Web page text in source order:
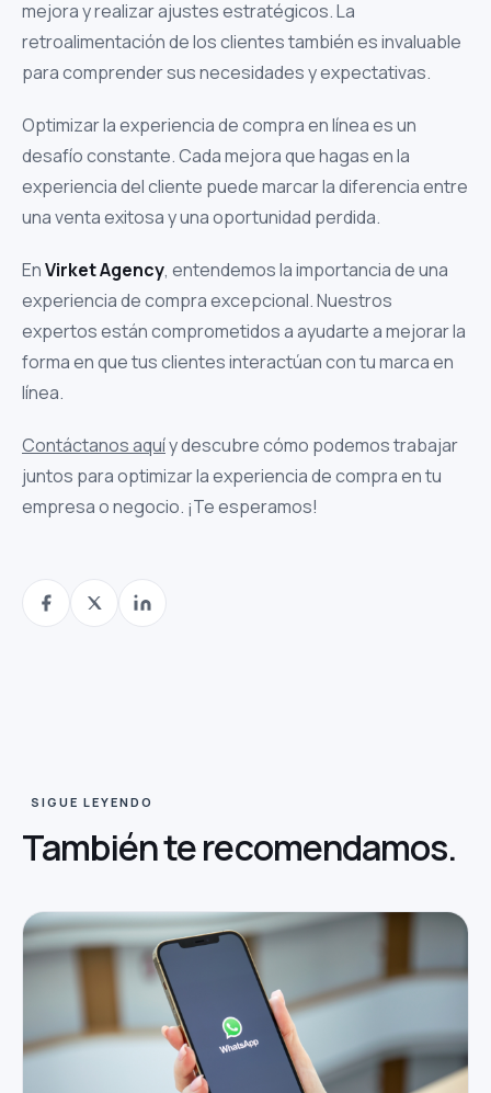
mejora y realizar ajustes estratégicos. La
retroalimentación de los clientes también es invaluable
para comprender sus necesidades y expectativas.
Optimizar la experiencia de compra en línea es un
desafío constante. Cada mejora que hagas en la
experiencia del cliente puede marcar la diferencia entre
una venta exitosa y una oportunidad perdida.
EnVirket Agency, entendemos la importancia de una
experiencia de compra excepcional. Nuestros
expertos están comprometidos a ayudarte a mejorar la
forma en que tus clientes interactúan con tu marca en
línea.
Contáctanos aquíy descubre cómo podemos trabajar
juntos para optimizar la experiencia de compra en tu
empresa o negocio. ¡Te esperamos!
SIGUE LEYENDO
También terecomendamos.